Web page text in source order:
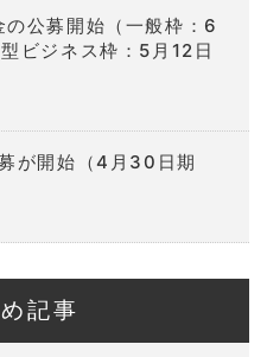
公募開始（一般枠：6
ビジネス枠：5月12日
が開始（4月30日期
記事